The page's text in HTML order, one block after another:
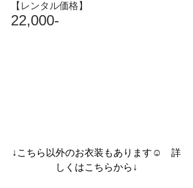
【レンタル価格】
22,000-
↓こちら以外のお衣装もあります☺︎　詳
しくはこちらから↓